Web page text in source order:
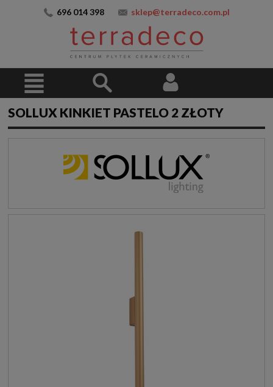
696 014 398 sklep@terradeco.com.pl
SOLLUX KINKIET PASTELO 2 ZŁOTY